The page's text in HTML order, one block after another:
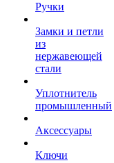
Ручки
Замки и петли
из
нержавеющей
стали
Уплотнитель
промышленный
Аксессуары
Ключи